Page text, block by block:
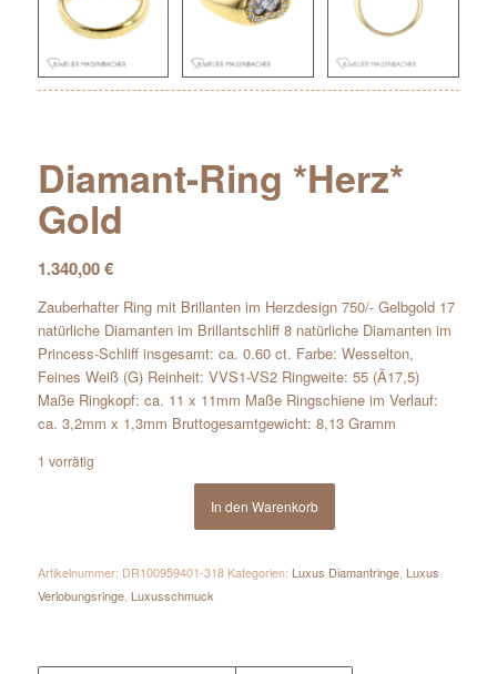
Diamant-Ring *Herz*
Gold
1.340,00€
Zauberhafter Ring mit Brillanten im Herzdesign 750/- Gelbgold 17
natürliche Diamanten im Brillantschliff 8 natürliche Diamanten im
Princess-Schliff insgesamt: ca. 0.60 ct. Farbe: Wesselton,
Feines Weiß (G) Reinheit: VVS1-VS2 Ringweite: 55 (Ã17,5)
Maße Ringkopf: ca. 11 x 11mm Maße Ringschiene im Verlauf:
ca. 3,2mm x 1,3mm Bruttogesamtgewicht: 8,13 Gramm
1 vorrätig
In den Warenkorb
Artikelnummer: DR100959401-318 Kategorien: Luxus Diamantringe, Luxus
Verlobungsringe, Luxusschmuck